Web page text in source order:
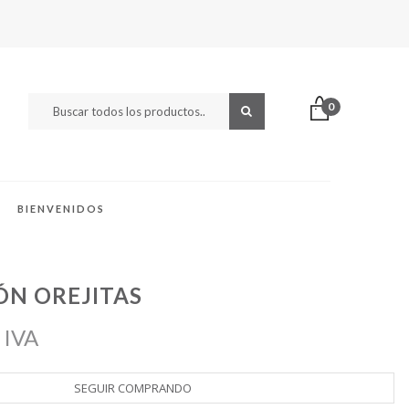
0
BIENVENIDOS
OREJITAS
IVA
SEGUIR COMPRANDO